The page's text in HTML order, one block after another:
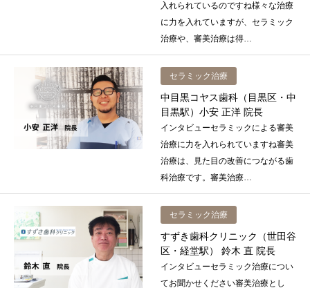
入れられているのですね様々な治療
に力を入れていますが、セラミック
治療や、審美治療は得…
セラミック治療
中目黒コヤス歯科（目黒区・中
目黒駅）小安 正洋 院長
インタビューセラミックによる審美
治療に力を入れられていますね審美
治療は、見た目の改善につながる歯
科治療です。審美治療…
セラミック治療
すずき歯科クリニック（世田谷
区・経堂駅） 鈴木 直 院長
インタビューセラミック治療につい
てお聞かせください審美治療とし